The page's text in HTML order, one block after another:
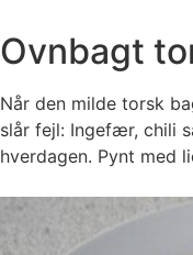
Ovnbagt
Når den milde torsk
slår fejl: Ingefær, chili
hverdagen. Pynt med